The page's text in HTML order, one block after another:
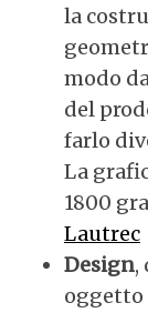
la
modo
del
farlo
La
1800
Lautrec
Design,
oggetto